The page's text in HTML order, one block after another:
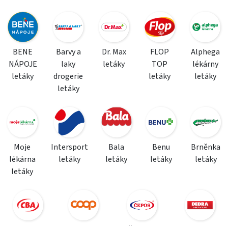
BENE
NÁPOJE
letáky
Barvy a
laky
drogerie
letáky
Dr. Max
letáky
FLOP
TOP
letáky
Alphega
lékárny
letáky
Moje
lékárna
letáky
Intersport
letáky
Bala
letáky
Benu
letáky
Brněnka
letáky